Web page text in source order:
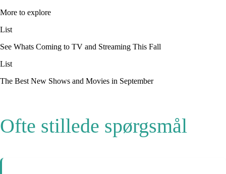
More to explore
List
See Whats Coming to TV and Streaming This Fall
List
The Best New Shows and Movies in September
Ofte stillede spørgsmål